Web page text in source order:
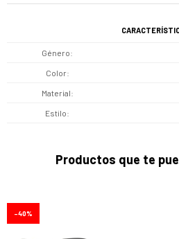
Género
Color
Material
Estilo
Productos que te
40